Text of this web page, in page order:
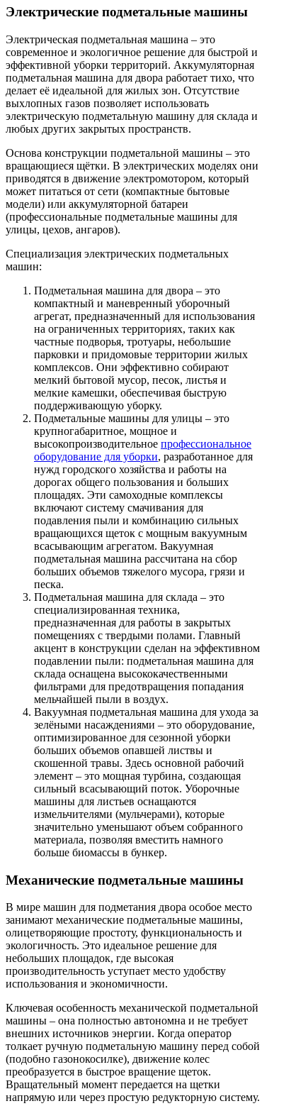
Электрические подметальные машины
Электрическая подметальная машина – это
современное и экологичное решение для быстрой и
эффективной уборки территорий. Аккумуляторная
подметальная машина для двора работает тихо, что
делает её идеальной для жилых зон. Отсутствие
выхлопных газов позволяет использовать
электрическую подметальную машину для склада и
любых других закрытых пространств.
Основа конструкции подметальной машины – это
вращающиеся щётки. В электрических моделях они
приводятся в движение электромотором, который
может питаться от сети (компактные бытовые
модели) или аккумуляторной батареи
(профессиональные подметальные машины для
улицы, цехов, ангаров).
Специализация электрических подметальных
машин:
Подметальная машина для двора – это
компактный и маневренный уборочный
агрегат, предназначенный для использования
на ограниченных территориях, таких как
частные подворья, тротуары, небольшие
парковки и придомовые территории жилых
комплексов. Они эффективно собирают
мелкий бытовой мусор, песок, листья и
мелкие камешки, обеспечивая быструю
поддерживающую уборку.
Подметальные машины для улицы – это
крупногабаритное, мощное и
высокопроизводительное профессиональное
оборудование для уборки, разработанное для
нужд городского хозяйства и работы на
дорогах общего пользования и больших
площадях. Эти самоходные комплексы
включают систему смачивания для
подавления пыли и комбинацию сильных
вращающихся щеток с мощным вакуумным
всасывающим агрегатом. Вакуумная
подметальная машина рассчитана на сбор
больших объемов тяжелого мусора, грязи и
песка.
Подметальная машина для склада – это
специализированная техника,
предназначенная для работы в закрытых
помещениях с твердыми полами. Главный
акцент в конструкции сделан на эффективном
подавлении пыли: подметальная машина для
склада оснащена высококачественными
фильтрами для предотвращения попадания
мельчайшей пыли в воздух.
Вакуумная подметальная машина для ухода за
зелёными насаждениями – это оборудование,
оптимизированное для сезонной уборки
больших объемов опавшей листвы и
скошенной травы. Здесь основной рабочий
элемент – это мощная турбина, создающая
сильный всасывающий поток. Уборочные
машины для листьев оснащаются
измельчителями (мульчерами), которые
значительно уменьшают объем собранного
материала, позволяя вместить намного
больше биомассы в бункер.
Механические подметальные машины
В мире машин для подметания двора особое место
занимают механические подметальные машины,
олицетворяющие простоту, функциональность и
экологичность. Это идеальное решение для
небольших площадок, где высокая
производительность уступает место удобству
использования и экономичности.
Ключевая особенность механической подметальной
машины – она полностью автономна и не требует
внешних источников энергии. Когда оператор
толкает ручную подметальную машину перед собой
(подобно газонокосилке), движение колес
преобразуется в быстрое вращение щеток.
Вращательный момент передается на щетки
напрямую или через простую редукторную систему.